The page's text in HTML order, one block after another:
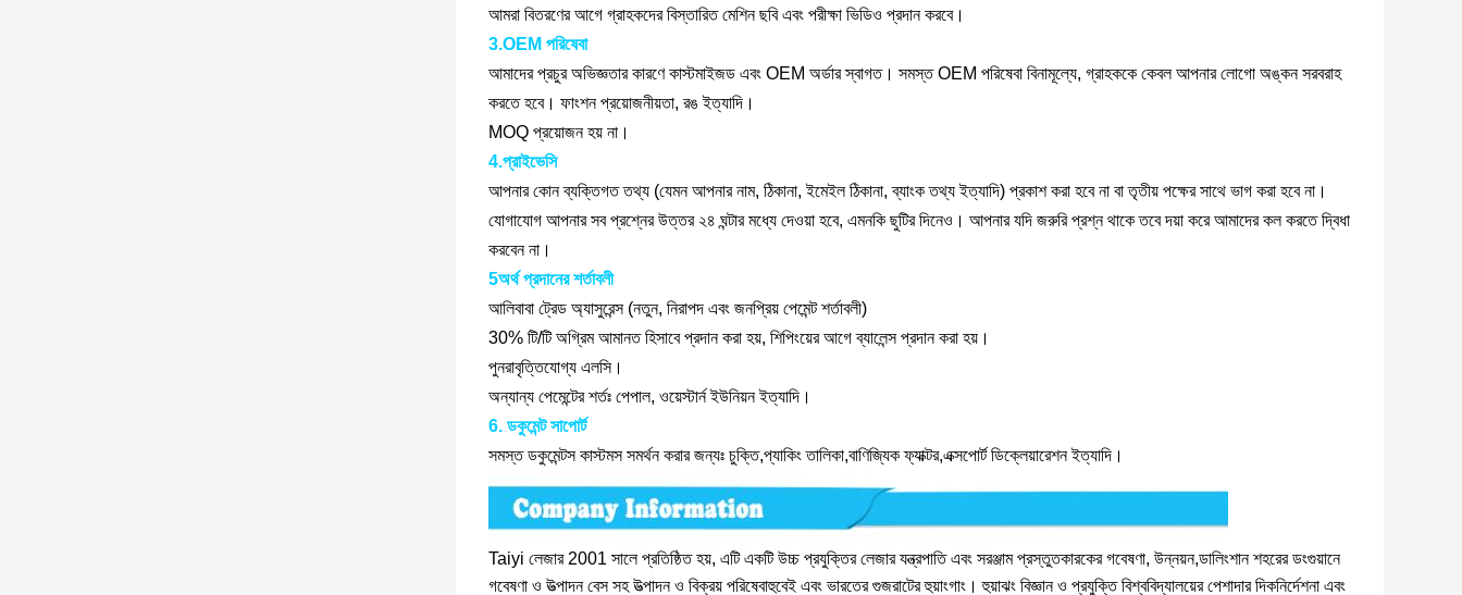
আমরা বিতরণের আগে গ্রাহকদের বিস্তারিত মেশিন ছবি এবং পরীক্ষা ভিডিও প্রদান করবে।
3.OEM পরিষেবা
আমাদের প্রচুর অভিজ্ঞতার কারণে কাস্টমাইজড এবং OEM অর্ডার স্বাগত। সমস্ত OEM পরিষেবা বিনামূল্যে, গ্রাহককে কেবল আপনার লোগো অঙ্কন সরবরাহ
করতে হবে। ফাংশন প্রয়োজনীয়তা, রঙ ইত্যাদি।
MOQ প্রয়োজন হয় না।
4.প্রাইভেসি
আপনার কোন ব্যক্তিগত তথ্য (যেমন আপনার নাম, ঠিকানা, ইমেইল ঠিকানা, ব্যাংক তথ্য ইত্যাদি) প্রকাশ করা হবে না বা তৃতীয় পক্ষের সাথে ভাগ করা হবে না।
যোগাযোগ আপনার সব প্রশ্নের উত্তর ২৪ ঘন্টার মধ্যে দেওয়া হবে, এমনকি ছুটির দিনেও। আপনার যদি জরুরি প্রশ্ন থাকে তবে দয়া করে আমাদের কল করতে দ্বিধা
করবেন না।
5অর্থ প্রদানের শর্তাবলী
আলিবাবা ট্রেড অ্যাসুরেন্স (নতুন, নিরাপদ এবং জনপ্রিয় পেমেন্ট শর্তাবলী)
30% টি/টি অগ্রিম আমানত হিসাবে প্রদান করা হয়, শিপিংয়ের আগে ব্যালেন্স প্রদান করা হয়।
পুনরাবৃত্তিযোগ্য এলসি।
অন্যান্য পেমেন্টের শর্তঃ পেপাল, ওয়েস্টার্ন ইউনিয়ন ইত্যাদি।
6. ডকুমেন্ট সাপোর্ট
সমস্ত ডকুমেন্টস কাস্টমস সমর্থন করার জন্যঃ চুক্তি,প্যাকিং তালিকা,বাণিজ্যিক ফ্যাক্টর,এক্সপোর্ট ডিক্লেয়ারেশন ইত্যাদি।
Taiyi লেজার 2001 সালে প্রতিষ্ঠিত হয়, এটি একটি উচ্চ প্রযুক্তির লেজার যন্ত্রপাতি এবং সরঞ্জাম প্রস্তুতকারকের গবেষণা, উন্নয়ন,ডালিংশান শহরের ডংগুয়ানে
গবেষণা ও উত্পাদন বেস সহ উত্পাদন ও বিক্রয় পরিষেবাহুবেই এবং ভারতের গুজরাটের হুয়াংগাং। হুয়াঝং বিজ্ঞান ও প্রযুক্তি বিশ্ববিদ্যালয়ের পেশাদার দিকনির্দেশনা এবং